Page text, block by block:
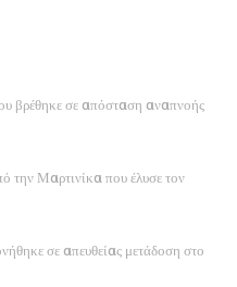
βρέθηκε σε απόσταση αναπνοής
Μαρτινίκα που έλυσε τον
σε απευθείας μετάδοση στο